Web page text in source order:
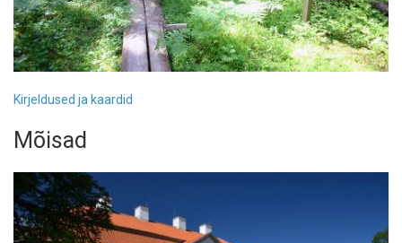
Kirjeldused ja kaardid
Mõisad